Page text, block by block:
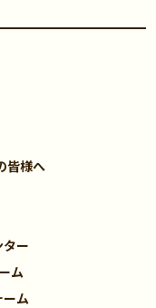
皆様へ
ー
ム
ム